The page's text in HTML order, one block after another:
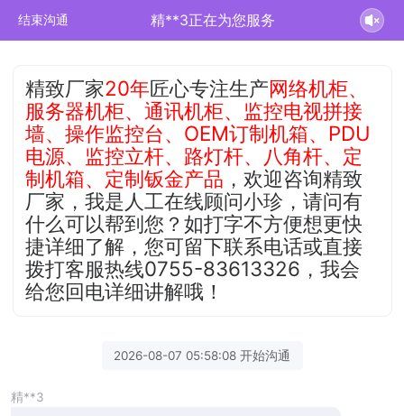
结束沟通 精**3正在为您服务
精致厂家20年匠心专注生产网络机柜、
服务器机柜、通讯机柜、监控电视拼接
墙、操作监控台、OEM订制机箱、PDU
电源、监控立杆、路灯杆、八角杆、定
制机箱、定制钣金产品 ，欢迎咨询精致
厂家，我是人工在线顾问小珍，请问有
什么可以帮到您？如打字不方便想更快
捷详细了解，您可留下联系电话或直接
拨打客服热线0755-83613326，我会
给您回电详细讲解哦！
2026-08-07 05:58:08 开始沟通
精**3